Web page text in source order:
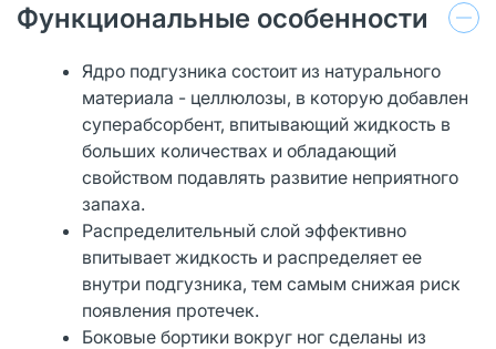
Функциональные особенности
Ядро подгузника состоит из натурального
материала - целлюлозы, в которую добавлен
суперабсорбент, впитывающий жидкость в
больших количествах и обладающий
свойством подавлять развитие неприятного
запаха.
Распределительный слой эффективно
впитывает жидкость и распределяет ее
внутри подгузника, тем самым снижая риск
появления протечек.
Боковые бортики вокруг ног сделаны из